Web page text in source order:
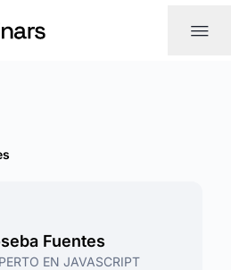
|||
Fuentes
EN JAVASCRIPT